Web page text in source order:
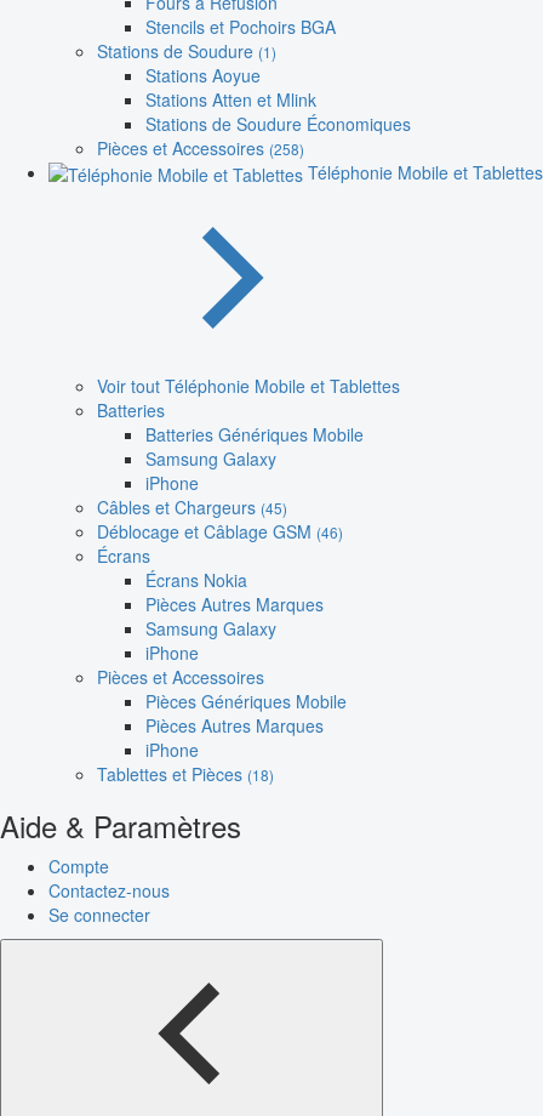
Stencils et Pochoirs BGA
Stations de Soudure (1)
Stations Aoyue
Stations Atten et Mlink
Stations de Soudure Économiques
Pièces et Accessoires (258)
Téléphonie Mobile et Tablettes
Voir tout Téléphonie Mobile et Tablettes
Batteries
Batteries Génériques Mobile
Samsung Galaxy
iPhone
Câbles et Chargeurs (45)
Déblocage et Câblage GSM (46)
Écrans
Écrans Nokia
Pièces Autres Marques
Samsung Galaxy
iPhone
Pièces et Accessoires
Pièces Génériques Mobile
Pièces Autres Marques
iPhone
Tablettes et Pièces (18)
Aide & Paramètres
Compte
Contactez-nous
Se connecter